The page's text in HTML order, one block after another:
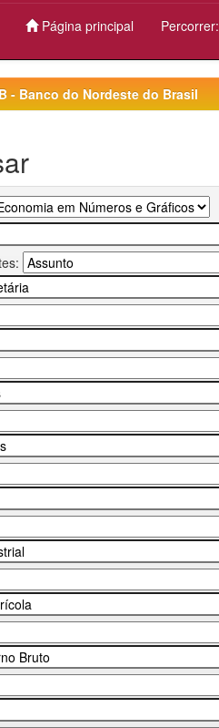
Página principal Percorrer:
- Banco do Nordeste do Brasil